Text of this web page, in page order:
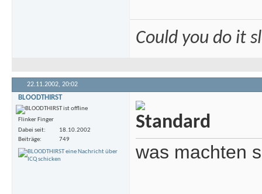
Could you do it
22.11.2002, 20:02
BLOODTHIRST
Flinker Finger
Dabei seit
18.10.2002
Beiträge
749
was machten